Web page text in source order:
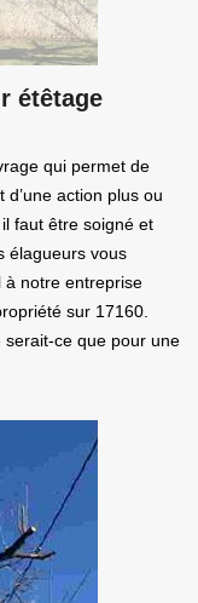
étêtage
qui permet de
d’une action plus ou
faut être soigné et
élagueurs vous
à notre entreprise
sur 17160.
serait-ce que pour une